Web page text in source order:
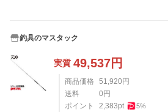
釣具のマスタック
実質 49,537円
商品価格 51,920 円
送料
0 円
ポイント
2,383pt 5%